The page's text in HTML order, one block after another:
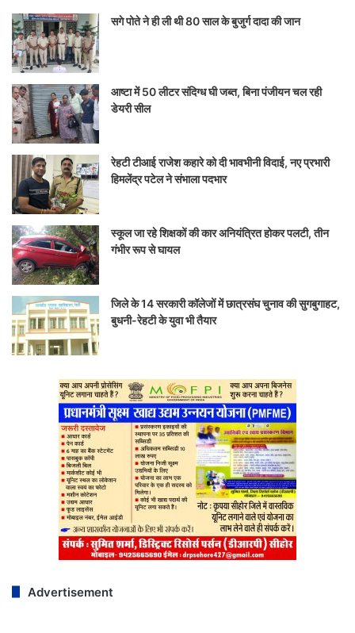
सगे पोते ने ही ली थी 80 साल के बुजुर्ग दादा की जान
आष्टा में 50 लीटर संदिग्ध घी जब्त, बिना पंजीयन चल रही
डेयरी सील
रेहटी टीआई राजेश कहारे को दी भावभीनी विदाई, नए प्रभारी
हिमलेंद्र पटेल ने संभाला पदभार
स्कूल जा रहे शिक्षकों की कार अनियंत्रित होकर पलटी, तीन
गंभीर रूप से घायल
जिले के 14 सरकारी कॉलेजों में छात्रसंघ चुनाव की सुगबुगाहट,
बुधनी-रेहटी के युवा भी तैयार
Advertisement